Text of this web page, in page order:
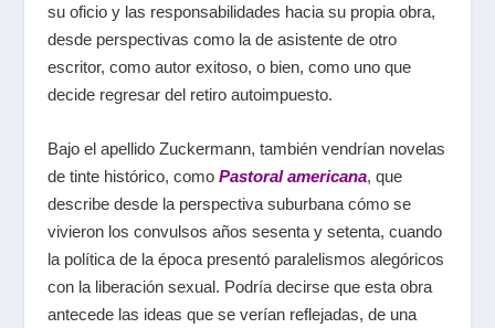
su oficio y las responsabilidades hacia su propia obra,
desde perspectivas como la de asistente de otro
escritor, como autor exitoso, o bien, como uno que
decide regresar del retiro autoimpuesto.
Bajo el apellido Zuckermann, también vendrían novelas
de tinte histórico, como Pastoral americana, que
describe desde la perspectiva suburbana cómo se
vivieron los convulsos años sesenta y setenta, cuando
la política de la época presentó paralelismos alegóricos
con la liberación sexual. Podría decirse que esta obra
antecede las ideas que se verían reflejadas, de una